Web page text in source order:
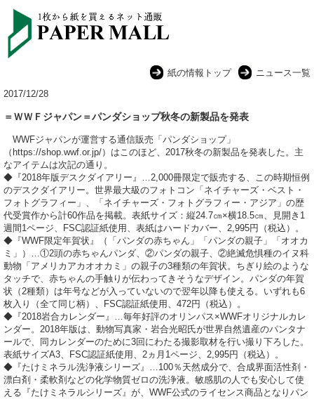
紙の情報トップ
ニュース一覧
2017/12/28
＝ＷＷＦジャパン＝パンダショップ秋冬の新製品を発表
WWFジャパンが運営する通信販売「パンダショップ」
（https://shop.wwf.or.jp/）はこのほど、2017秋冬の新製品を発表した。主
なアイテムは次記の通り。
◆『2018年版デスクダイアリー』…2,000冊限定で販売する、この時期恒例
のデスクダイアリー。世界最大級のフォトコン「ネイチャーズ・ベスト・
フォトグラフィー」、「ネイチャーズ・フォトグラフィー・アジア」の歴
代受賞作から計60作品を掲載。表紙サイズ：縦24.7㎝×横18.5㎝、見開き1
週間1ページ、FSC認証紙使用、表紙はハードカバー、2,995円（税込）。
◆『WWF限定年賀状』（「パンダの赤ちゃん」「パンダの親子」「オオカ
ミ」）…①2頭の赤ちゃんパンダ、②パンダの親子、②絶滅危惧種のイヌ科
動物「アメリカアカオオカミ」の親子の3種類の年賀状。ちぎり絵のような
タッチで、赤ちゃんの手触りが伝わってきそうなデザイン。パンダの年賀
状（2種類）は年号などが入っていないので翌年以降も使える。いずれも6
枚入り（全て同じ柄）、FSC認証紙使用、472円（税込）。
◆『2018岩合カレンダー』…毎年好評のオリンパス×WWFオリジナルカレ
ンダー。2018年版は、動物写真家・岩合光昭氏が世界自然遺産のパンタナ
ールで、同カレンダーのために3回にわたる撮影取材を行い撮り下ろした。
表紙サイズA3、FSC認証紙使用、2ヵ月1ページ、2,995円（税込）。
◆『たけミネラル洗浄液シリーズ』…100％天然成分で、合成界面活性剤・
漂白剤・柔軟剤などの化学物質ゼロの洗浄液。敏感肌の人でも安心して使
える『たけミネラルシリーズ』が、WWF公式のライセンス商品となりパン